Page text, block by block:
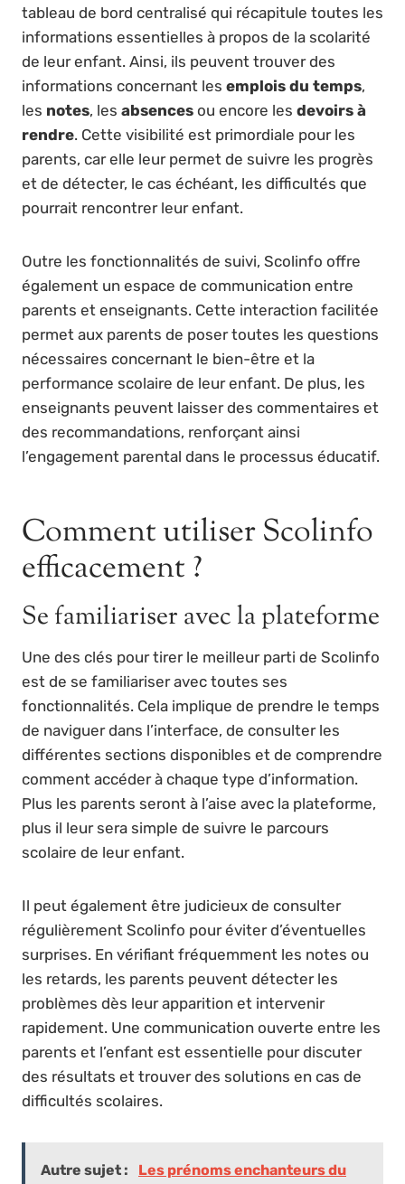
tableau de bord centralisé qui récapitule toutes les
informations essentielles à propos de la scolarité
de leur enfant. Ainsi, ils peuvent trouver des
informations concernant les emplois du temps,
les notes, les absences ou encore les devoirs à
rendre. Cette visibilité est primordiale pour les
parents, car elle leur permet de suivre les progrès
et de détecter, le cas échéant, les difficultés que
pourrait rencontrer leur enfant.
Outre les fonctionnalités de suivi, Scolinfo offre
également un espace de communication entre
parents et enseignants. Cette interaction facilitée
permet aux parents de poser toutes les questions
nécessaires concernant le bien-être et la
performance scolaire de leur enfant. De plus, les
enseignants peuvent laisser des commentaires et
des recommandations, renforçant ainsi
l’engagement parental dans le processus éducatif.
Comment utiliser Scolinfo
efficacement ?
Se familiariser avec la plateforme
Une des clés pour tirer le meilleur parti de Scolinfo
est de se familiariser avec toutes ses
fonctionnalités. Cela implique de prendre le temps
de naviguer dans l’interface, de consulter les
différentes sections disponibles et de comprendre
comment accéder à chaque type d’information.
Plus les parents seront à l’aise avec la plateforme,
plus il leur sera simple de suivre le parcours
scolaire de leur enfant.
Il peut également être judicieux de consulter
régulièrement Scolinfo pour éviter d’éventuelles
surprises. En vérifiant fréquemment les notes ou
les retards, les parents peuvent détecter les
problèmes dès leur apparition et intervenir
rapidement. Une communication ouverte entre les
parents et l’enfant est essentielle pour discuter
des résultats et trouver des solutions en cas de
difficultés scolaires.
Autre sujet :
Les prénoms enchanteurs du